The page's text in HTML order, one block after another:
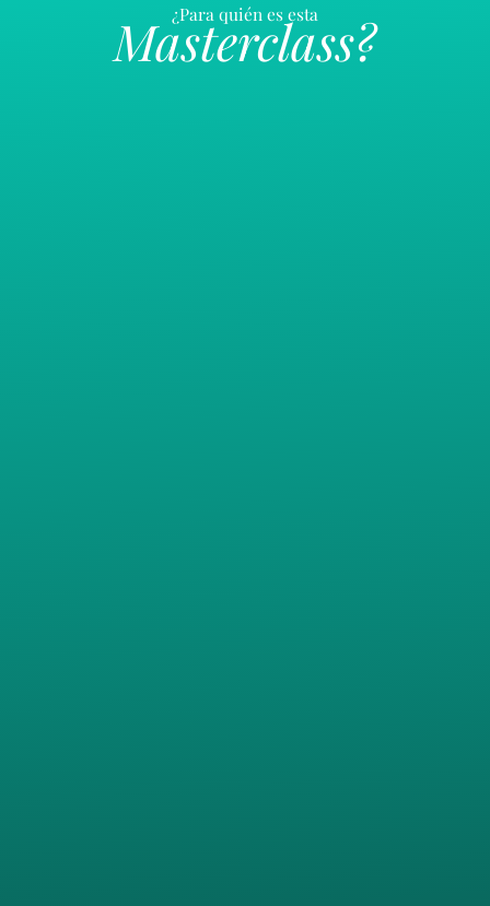
¿Para quién es esta
Masterclass?